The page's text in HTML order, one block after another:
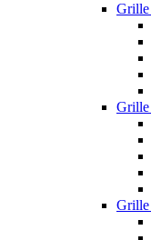
Grille
Grille